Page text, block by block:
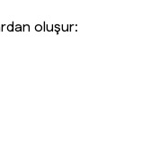
oluşur: